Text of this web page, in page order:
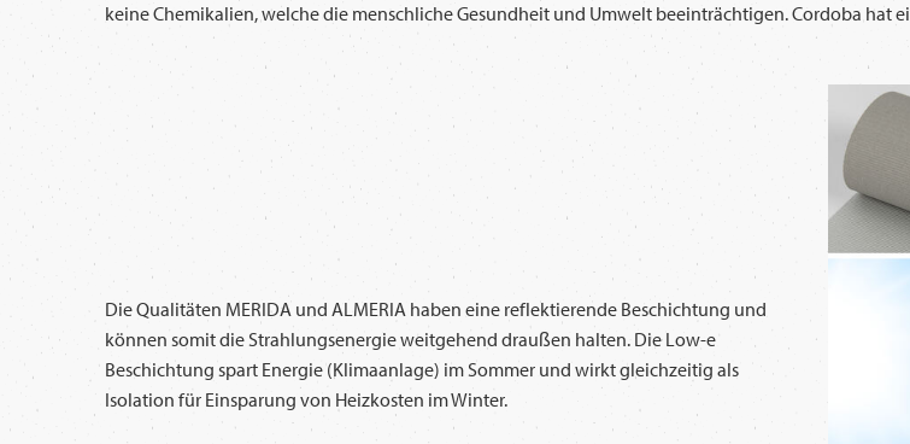
keine Chemikalien, welche die menschliche Gesundheit und Umwelt beeinträchtigen. Cordoba hat
Die Qualitäten MERIDA und ALMERIA haben eine reflektierende Beschichtung und
können somit die Strahlungsenergie weitgehend draußen halten. Die Low-e
Beschichtung spart Energie (Klimaanlage) im Sommer und wirkt gleichzeitig als
Isolation für Einsparung von Heizkosten im Winter.